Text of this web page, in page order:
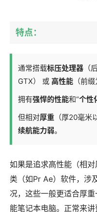
特点：
通常搭载标压处理器 （
GTX） 或 高性能 （前
拥有强悍的性能和“个性
但相对厚重 （厚20毫米
续航能力弱。
如果是追求高性能（相
类（如Pr Ae）软件，涉
况，这些一般更适合厚
能笔记本电脑。正常来